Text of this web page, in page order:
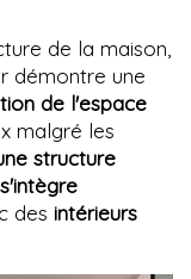
de la maison,
démontre une
de l'espace
malgré les
structure
s'intègre
des intérieurs